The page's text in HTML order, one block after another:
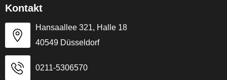
Kontakt
Hansaallee 321, Halle 18
40549 Düsseldorf
0211-5306570